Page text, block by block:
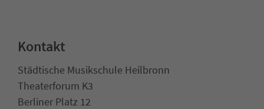
Kontakt
Städtische Musikschule Heilbronn
Theaterforum K3
Berliner Platz 12